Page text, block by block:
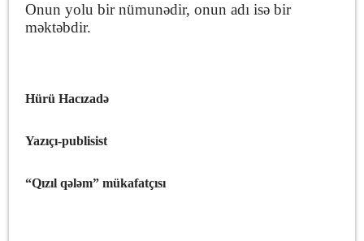
Onun yolu bir nümunədir, onun adı isə bir
məktəbdir.
Hürü Hacızadə
Yazıçı-publisist
“Qızıl qələm” mükafatçısı